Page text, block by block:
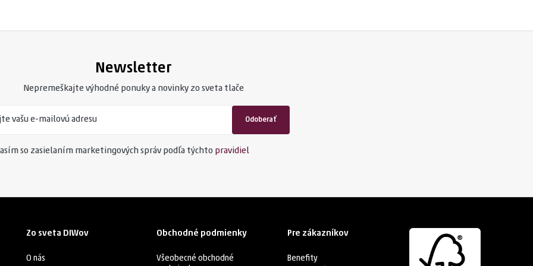
Newsletter
Nepremeškajte výhodné ponuky a novinky zo sveta tlače
Odoberať
so zasielaním marketingových správ podľa týchto pravidiel
Zo sveta DIWov
O nás
Obchodné podmienky
Všeobecné obchodné
Pre zákazníkov
Benefity